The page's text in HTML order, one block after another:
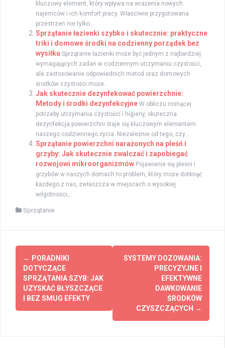
kluczowy element, który wpływa na wrażenia nowych
najemców i ich komfort pracy. Właściwie przygotowana
przestrzeń nie tylko...
Sprzątanie łazienki szybko i skutecznie: praktyczne
triki i domowe środki na codzienny porządek bez
wysiłku Sprzątanie łazienki może być jednym z najbardziej
wymagających zadań w codziennym utrzymaniu czystości,
ale zastosowanie odpowiednich metod oraz domowych
środków czystości może...
Jak skutecznie dezynfekować powierzchnie:
Metody i środki dezynfekcyjne W obliczu rosnącej
potrzeby utrzymania czystości i higieny, skuteczna
dezynfekcja powierzchni staje się kluczowym elementem
naszego codziennego życia. Niezależnie od tego, czy...
Sprzątanie powierzchni narażonych na pleśń i
grzyby: Jak skutecznie zwalczać i zapobiegać
rozwojowi mikroorganizmów Pojawienie się pleśni i
grzybów w naszych domach to problem, który może dotknąć
każdego z nas, zwłaszcza w miejscach o wysokiej
wilgotności,...
Sprzątanie
Zobacz
wpisy
← PORADNIKI
DOTYCZĄCE
SPRZĄTANIA SZYB: JAK
UZYSKAĆ BŁYSZCZĄCE
I BEZ SMUG EFEKTY
SYSTEMY DOZOWANIA:
PRECYZYJNE I
EFEKTYWNE
DAWKOWANIE
ŚRODKÓW
CZYSZCZĄCYCH →